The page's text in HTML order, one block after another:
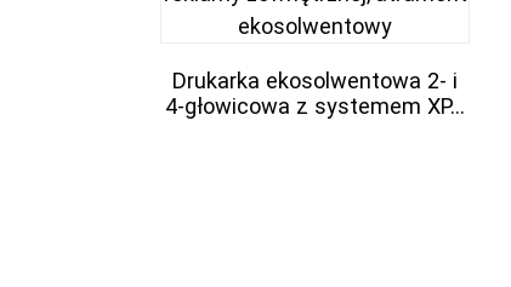
Drukarka ekosolwentowa 2- i
4-głowicowa z systemem XP...